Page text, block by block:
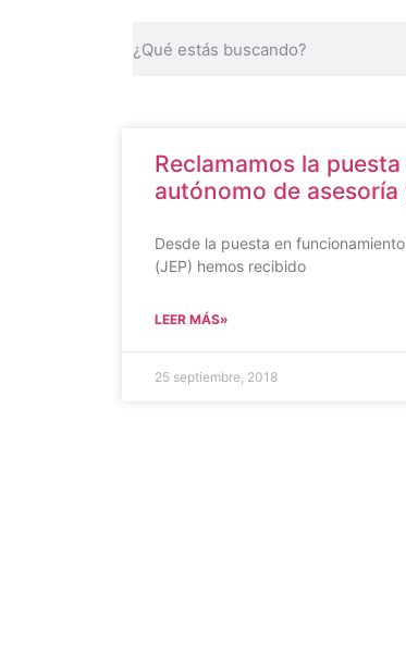
Reclamamos la
autónomo de asesoría
Desde la puesta en
(JEP) hemos recibido
LEER MÁS»
25 septiembre, 2018